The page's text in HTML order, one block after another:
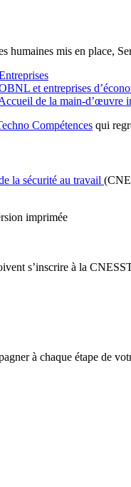
humaines mis en place,
et entreprises
de la main-d’œuvre
Compétences qui
la sécurité au travail
imprimée
s’inscrire à la
à chaque étape de